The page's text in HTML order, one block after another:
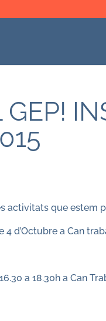
GEP!
activitats que estem
4 d’Octubre a Can
a 18.30h a Can